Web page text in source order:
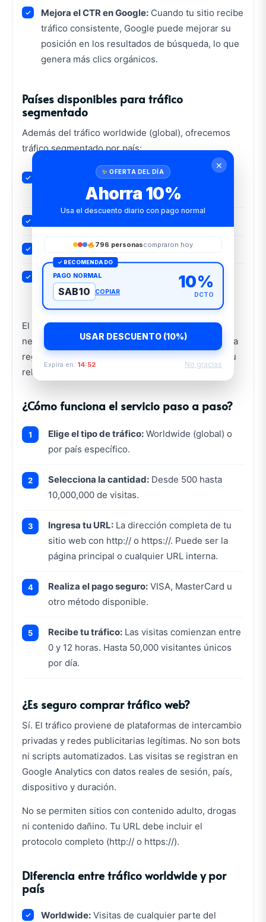
Mejora el CTR en Google: Cuando tu sitio recibe
tráfico consistente, Google puede mejorar su
posición en los resultados de búsqueda, lo que
genera más clics orgánicos.
Países disponibles para tráfico
segmentado
Además del tráfico worldwide (global), ofrecemos
tráfico segmentado por país:
USA, México, Colombia, Argentina,
Brasil, Chile, Perú, Canadá
Asia: Japón, Corea del Sur, Tailandia
Otros:Egipto y más países disponibles bajo
consulta
El tráfico segmentado por país es ideal para
negocios locales, tiendas online que operan en una
región específica o sitios que necesitan mejorar su
relevancia geográfica en Google.
¿Cómo funciona el servicio paso a paso?
Elige el tipo de tráfico: Worldwide (global) o
por país específico.
Selecciona la cantidad: Desde 500 hasta
10,000,000 de visitas.
Ingresa tu URL: La dirección completa de tu
sitio web con http:// o https://. Puede ser la
página principal o cualquier URL interna.
Realiza el pago seguro: VISA, MasterCard u
otro método disponible.
Recibe tu tráfico: Las visitas comienzan entre
0 y 12 horas. Hasta 50,000 visitantes únicos
por día.
¿Es seguro comprar tráfico web?
Sí. El tráfico proviene de plataformas de intercambio
privadas y redes publicitarias legítimas. No son bots
ni scripts automatizados. Las visitas se registran en
Google Analytics con datos reales de sesión, país,
dispositivo y duración.
No se permiten sitios con contenido adulto, drogas
ni contenido dañino. Tu URL debe incluir el
protocolo completo (http:// o https://).
Diferencia entre tráfico worldwide y por
país
Worldwide: Visitas de cualquier parte del
✕
OFERTA DEL DÍA
Ahorra 10%
Usa el descuento diario con pago normal
796 personascompraron hoy
✓ RECOMENDADO
PAGO NORMAL
SAB10 COPIAR
10%
DCTO
USAR DESCUENTO (10%)
Expira en: 14:51 No gracias